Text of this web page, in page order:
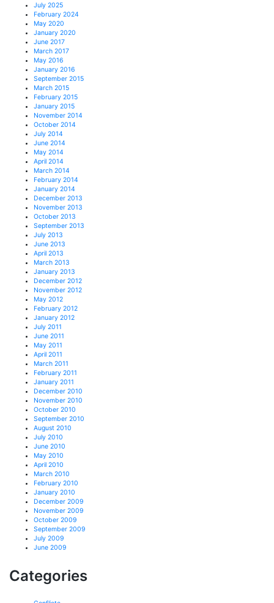
July 2025
February 2024
May 2020
January 2020
June 2017
March 2017
May 2016
January 2016
September 2015
March 2015
February 2015
January 2015
November 2014
October 2014
July 2014
June 2014
May 2014
April 2014
March 2014
February 2014
January 2014
December 2013
November 2013
October 2013
September 2013
July 2013
June 2013
April 2013
March 2013
January 2013
December 2012
November 2012
May 2012
February 2012
January 2012
July 2011
June 2011
May 2011
April 2011
March 2011
February 2011
January 2011
December 2010
November 2010
October 2010
September 2010
August 2010
July 2010
June 2010
May 2010
April 2010
March 2010
February 2010
January 2010
December 2009
November 2009
October 2009
September 2009
July 2009
June 2009
Categories